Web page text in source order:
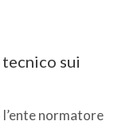
sui
normatore